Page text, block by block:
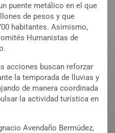
puente metálico en el que
de pesos y que
habitantes. Asimismo,
Humanistas de
acciones buscan reforzar
la temporada de lluvias y
de manera coordinada
la actividad turística en
Avendaño Bermúdez,